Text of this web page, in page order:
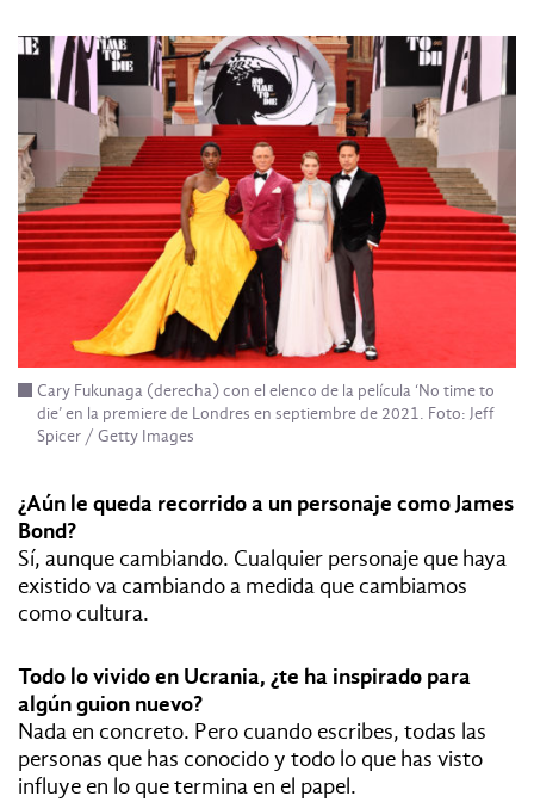
Cary Fukunaga (derecha) con el elenco de la película ‘No time to
die’ en la premiere de Londres en septiembre de 2021. Foto: Jeff
Spicer / Getty Images
¿Aún le queda recorrido a un personaje como James
Bond?
Sí, aunque cambiando. Cualquier personaje que haya
existido va cambiando a medida que cambiamos
como cultura.
Todo lo vivido en Ucrania, ¿te ha inspirado para
algún guion nuevo?
Nada en concreto. Pero cuando escribes, todas las
personas que has conocido y todo lo que has visto
influye en lo que termina en el papel.